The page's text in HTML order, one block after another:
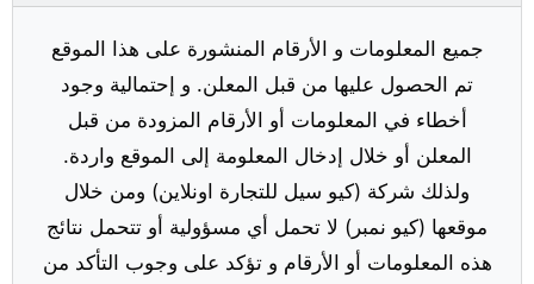
جميع المعلومات و الأرقام المنشورة على هذا الموقع
تم الحصول عليها من قبل المعلن. و إحتمالية وجود
أخطاء في المعلومات أو الأرقام المزودة من قبل
المعلن أو خلال إدخال المعلومة إلى الموقع واردة.
ولذلك شركة (كيو سيل للتجارة اونلاين) ومن خلال
موقعها (كيو نمبر) لا تحمل أي مسؤولية أو تتحمل نتائج
هذه المعلومات أو الأرقام و تؤكد على وجوب التأكد من